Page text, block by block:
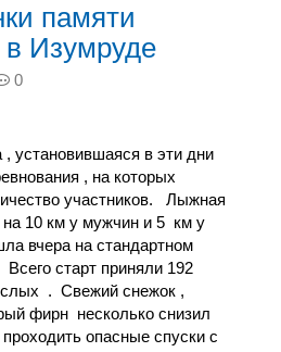
памяти
Изумруде
0
установившаяся в эти дни
, на которых
участников. Лыжная
10 км у мужчин и 5 км у
вчера на стандартном
старт приняли 192
. Свежий снежок ,
фирн несколько снизил
опасные спуски с